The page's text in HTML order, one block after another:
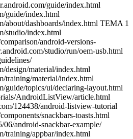
guide/index.html
guide/index.html
about/dashboards/index.html TEMA 1
studio/index.html
android-versions-
studio/run/oem-usb.html
design/material/index.html
training/material/index.html
guide/topics/ui/declaring-layout.html
AndroidListView/article.html
124438/android-listview-tutorial
snackbars-toasts.html
android-snackbar-example/
training/appbar/index.html